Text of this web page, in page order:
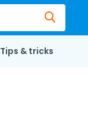
Tips & tricks